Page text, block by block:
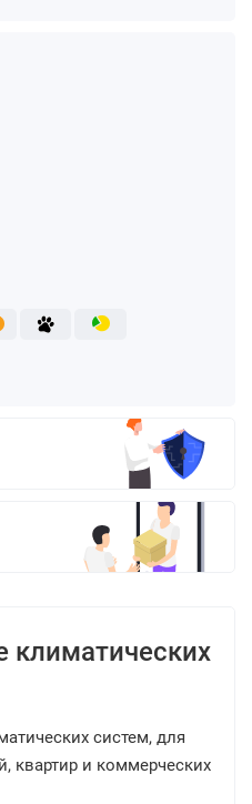
климатических
систем, для
квартир и коммерческих